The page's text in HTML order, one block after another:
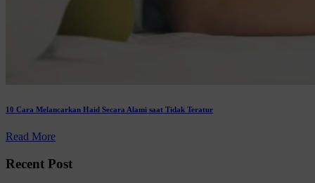
10 Cara Melancarkan Haid Secara Alami saat Tidak Teratur
Read More
Recent Post